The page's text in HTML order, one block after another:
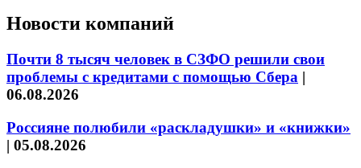
Новости компаний
Почти 8 тысяч человек в СЗФО решили свои
проблемы с кредитами с помощью Сбера |
06.08.2026
Россияне полюбили «раскладушки» и «книжки»
| 05.08.2026